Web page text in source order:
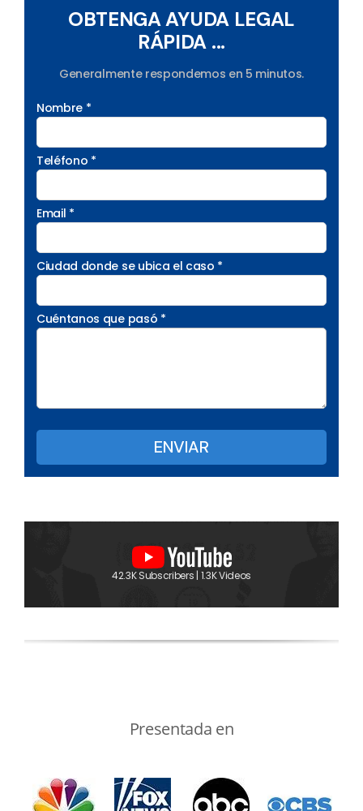
OBTENGA AYUDA LEGAL
RÁPIDA ...
Generalmente respondemos en 5 minutos.
Nombre *
Teléfono *
Email *
Ciudad donde se ubica el caso *
Cuéntanos que pasó *
42.3K Subscribers | 1.3K Videos
Presentada en